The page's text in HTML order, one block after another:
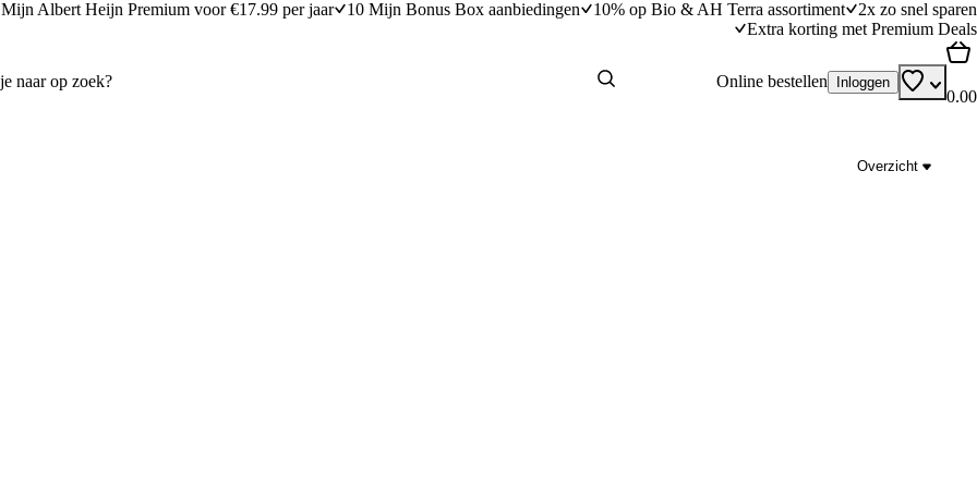
Mijn Albert Heijn Premium voor €17.99 per jaar 10 Mijn Bonus Box aanbiedingen 10% op Bio & AH Terra assortiment
2x zo snel sparen
Extra korting met Premium Deals
Online bestellen Inloggen
0.00
Overzicht